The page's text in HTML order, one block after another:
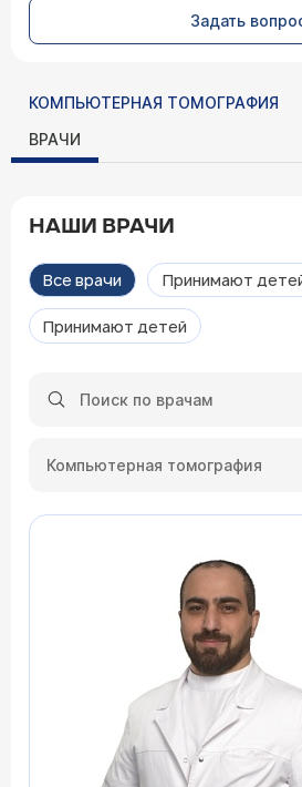
Задать
КОМПЬЮТЕРНАЯ ТОМОГРАФИЯ
ВРАЧИ
НАШИ ВРАЧИ
Все врачи Принимают
Принимают детей
Компьютерная томография